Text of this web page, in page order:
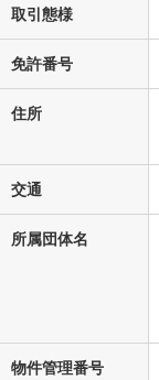
取引態様
免許番号
住所
交通
所属団体名
物件管理番号